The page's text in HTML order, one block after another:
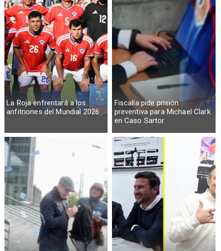
La Roja enfrentará a los
anfitriones del Mundial 2026
Fiscalía pide prisión
preventiva para Michael Clark
en Caso Sartor